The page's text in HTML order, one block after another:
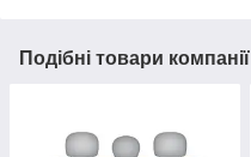
Подібні товари компанії